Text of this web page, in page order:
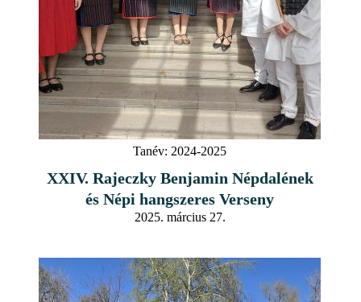
Tanév: 2024-2025
XXIV. Rajeczky Benjamin Népdalének
és Népi hangszeres Verseny
2025. március 27.